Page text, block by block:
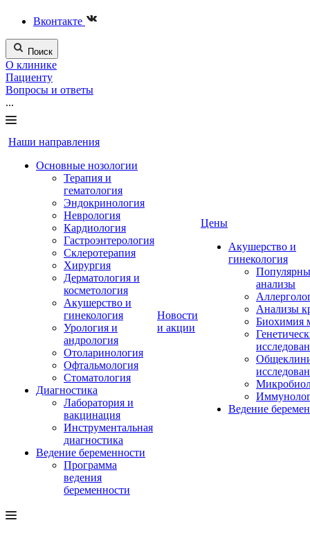
Вконтакте
Поиск
О клинике
Пациенту
Вопросы и ответы
...
Наши направления
Основные нозологии
Терапия и
гематология
Эндокринология
Неврология
Кардиология
Гастроэнтерология
Склеротерапия
Хирургия
Дерматология и
косметология
Акушерство и
гинекология
Урология и
андрология
Отоларинология
Офтальмология
Стоматология
Диагностика
Лаборатория и
вакцинация
Инструментальная
диагностика
Ведение беременности
Программа
ведения
беременности
Новости
и акции
Цены
Акушерство и
гинекология
анализы
Анализы
Биохимия
Ведение